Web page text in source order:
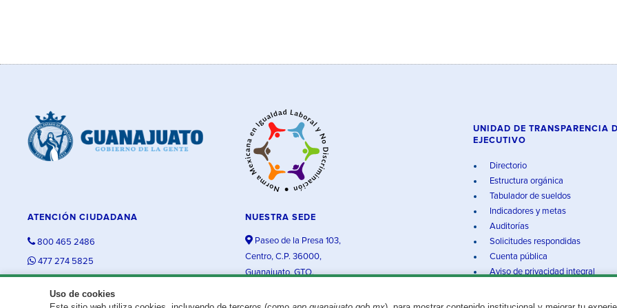
Uso de cookies
ATENCIÓN CIUDADANA
800 465 2486
477 274 5825
NUESTRA SEDE
Paseo de la Presa 103,
Centro, C.P. 36000,
Guanajuato, GTO.
UNIDAD DE TRANSPARENCIA
EJECUTIVO
Directorio
Estructura orgánica
Tabulador de sueldos
Indicadores y metas
Auditorías
Solicitudes respondidas
Cuenta pública
Aviso de privacidad integral